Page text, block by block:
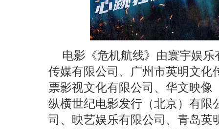
电影《危机航线》由寰宇娱
传媒有限公司、广州市英明文化
票影视文化有限公司、华文映像
纵横世纪电影发行（北京）有限
司、映艺娱乐有限公司、青岛英